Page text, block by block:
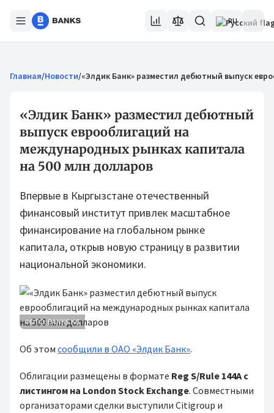
RU
Главная/Новости/«Элдик Банк» разместил дебютный выпуск
«Элдик Банк» разместил дебютный
выпуск еврооблигаций на
международных рынках капитала
на 500 млн долларов
Впервые в Кыргызстане отечественный
финансовый институт привлек масштабное
финансирование на глобальном рынке
капитала, открыв новую страницу в развитии
национальной экономики.
ФОТО: BANKS.KG
Об этом сообщили в ОАО «Элдик Банк».
Облигации размещены в формате Reg S/Rule 144A с
листингом на London Stock Exchange. Совместными
организаторами сделки выступили Citigroup и